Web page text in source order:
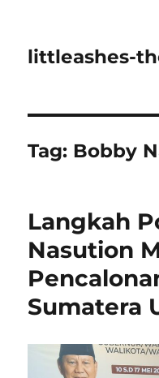
littleashes-
Tag: Bobby
Langkah
Nasution
Sumatera